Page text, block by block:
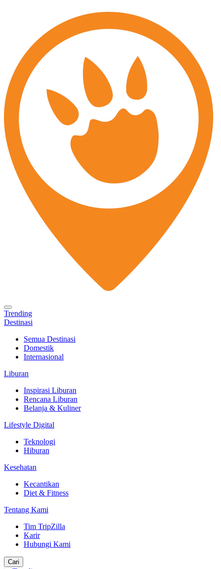
Trending
Destinasi
Semua Destinasi
Domestik
Internasional
Liburan
Inspirasi Liburan
Rencana Liburan
Belanja & Kuliner
Lifestyle Digital
Teknologi
Hiburan
Kesehatan
Kecantikan
Diet & Fitness
Tentang Kami
Tim TripZilla
Karir
Hubungi Kami
Cari